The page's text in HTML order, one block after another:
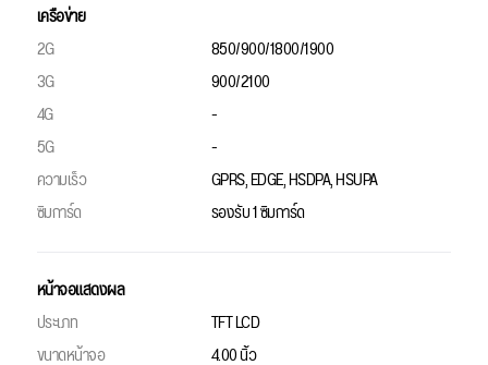
เครือข่าย
2G
850/900/1800/1900
3G
900/2100
4G
-
5G
-
ความเร็ว
GPRS, EDGE, HSDPA, HSUPA
ซิมการ์ด
รองรับ 1 ซิมการ์ด
หน้าจอแสดงผล
ประเภท
TFT LCD
ขนาดหน้าจอ
4.00 นิ้ว